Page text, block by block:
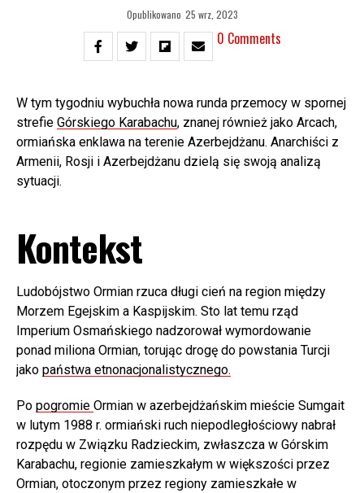
Opublikowano 25 wrz, 2023
0 Comments
W tym tygodniu wybuchła nowa runda przemocy w spornej
strefie Górskiego Karabachu, znanej również jako Arcach,
ormiańska enklawa na terenie Azerbejdżanu. Anarchiści z
Armenii, Rosji i Azerbejdżanu dzielą się swoją analizą
sytuacji.
Kontekst
Ludobójstwo Ormian rzuca długi cień na region między
Morzem Egejskim a Kaspijskim. Sto lat temu rząd
Imperium Osmańskiego nadzorował wymordowanie
ponad miliona Ormian, torując drogę do powstania Turcji
jako państwa etnonacjonalistycznego.
Po pogromie Ormian w azerbejdżańskim mieście Sumgait
w lutym 1988 r. ormiański ruch niepodległościowy nabrał
rozpędu w Związku Radzieckim, zwłaszcza w Górskim
Karabachu, regionie zamieszkałym w większości przez
Ormian, otoczonym przez regiony zamieszkałe w